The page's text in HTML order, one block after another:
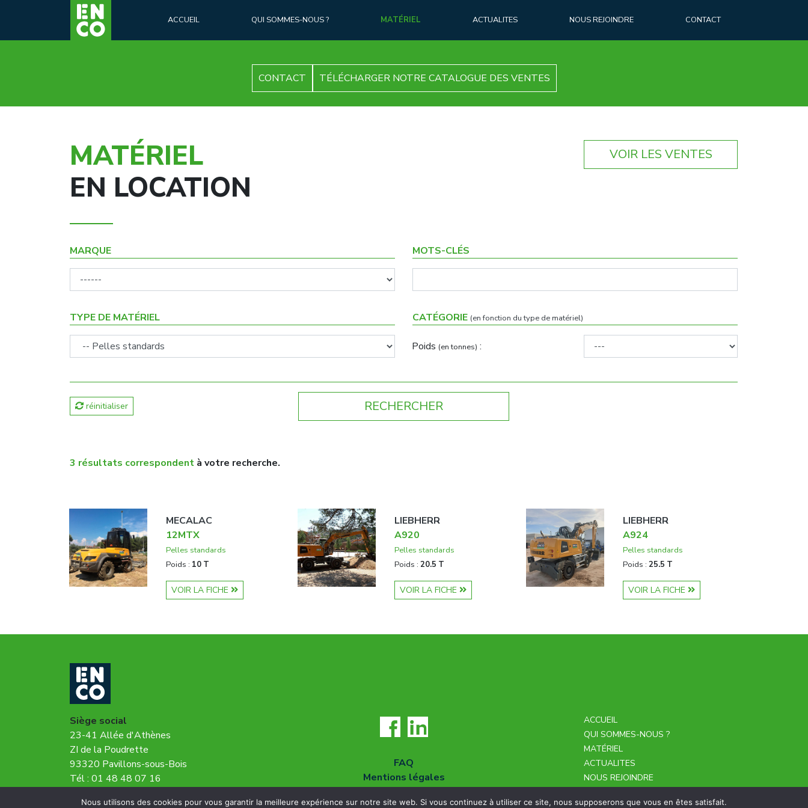
ACCUEIL QUI SOMMES-NOUS ? MATÉRIEL ACTUALITES NOUS REJOINDRE CONTACT
CONTACT TÉLÉCHARGER NOTRE CATALOGUE DES VENTES
MATÉRIEL
EN LOCATION
MARQUE MOTS-CLÉS
TYPE DE MATÉRIEL CATÉGORIE (en fonction du type de matériel)
Poids (en tonnes) :
réinitialiser
3 résultats correspondent à votre recherche.
MECALAC
12MTX
Pelles standards
Poids : 10 T
VOIR LA FICHE
LIEBHERR
A920
Pelles standards
Poids : 20.5 T
VOIR LA FICHE
LIEBHERR
A924
Pelles standards
Poids : 25.5 T
VOIR LA FICHE
Siège social
23-41 Allée d'Athènes
ZI de la Poudrette
93320 Pavillons-sous-Bois
Tél : 01 48 48 07 16
FAQ
Mentions légales
ACCUEIL
QUI SOMMES-NOUS ?
MATÉRIEL
ACTUALITES
NOUS REJOINDRE
Nous utilisons des cookies pour vous garantir la meilleure expérience sur notre site web. Si vous continuez à utiliser ce site, nous supposerons que vous en êtes satisfait.